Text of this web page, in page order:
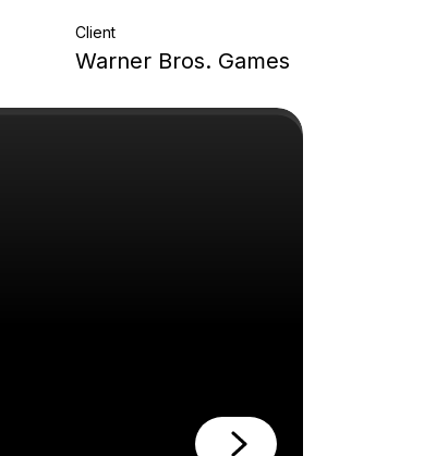
Client
Warner Bros. Games